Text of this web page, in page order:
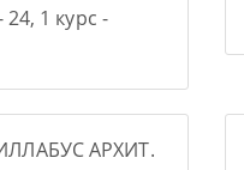
1 курс -
АРХИТ.